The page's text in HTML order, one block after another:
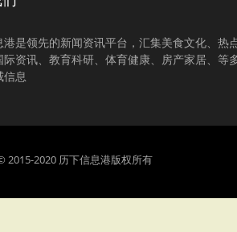
港是领先的新闻资讯平台，汇集美食文化、热
际资讯、教育科研、体育健康、房产家居、等
信息
2015-2020 历下信息港版权所有